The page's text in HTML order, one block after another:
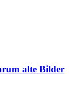
alte Bilder